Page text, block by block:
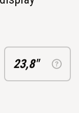
23,8"